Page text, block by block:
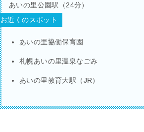
あいの里公園駅（24分）
お近くのスポット
あいの里協働保育園
札幌あいの里温泉なごみ
あいの里教育大駅（JR）